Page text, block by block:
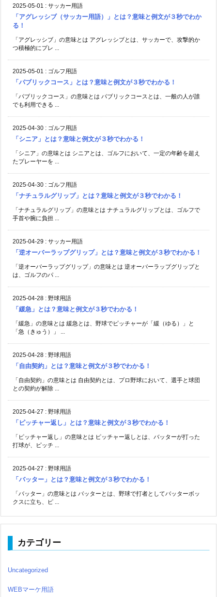
2025-05-01 : サッカー用語
「アグレッシブ（サッカー用語）」とは？意味と例文が３秒でわか
る！
「アグレッシブ」の意味とは アグレッシブとは、サッカーで、攻撃的か
つ積極的にプレ ...
2025-05-01 : ゴルフ用語
「パブリックコース」とは？意味と例文が３秒でわかる！
「パブリックコース」の意味とは パブリックコースとは、一般の人が誰
でも利用できる ...
2025-04-30 : ゴルフ用語
「シニア」とは？意味と例文が３秒でわかる！
「シニア」の意味とは シニアとは、ゴルフにおいて、一定の年齢を超え
たプレーヤーを ...
2025-04-30 : ゴルフ用語
「ナチュラルグリップ」とは？意味と例文が３秒でわかる！
「ナチュラルグリップ」の意味とは ナチュラルグリップとは、ゴルフで
手首や腕に負担 ...
2025-04-29 : サッカー用語
「逆オーバーラップグリップ」とは？意味と例文が３秒でわかる！
「逆オーバーラップグリップ」の意味とは 逆オーバーラップグリップと
は、ゴルフのパ ...
2025-04-28 : 野球用語
「緩急」とは？意味と例文が３秒でわかる！
「緩急」の意味とは 緩急とは、野球でピッチャーが「緩（ゆる）」と
「急（きゅう）」 ...
2025-04-28 : 野球用語
「自由契約」とは？意味と例文が３秒でわかる！
「自由契約」の意味とは 自由契約とは、プロ野球において、選手と球団
との契約が解除 ...
2025-04-27 : 野球用語
「ピッチャー返し」とは？意味と例文が３秒でわかる！
「ピッチャー返し」の意味とは ピッチャー返しとは、バッターが打った
打球が、ピッチ ...
2025-04-27 : 野球用語
「バッター」とは？意味と例文が３秒でわかる！
「バッター」の意味とは バッターとは、野球で打者としてバッターボッ
クスに立ち、ピ ...
カテゴリー
Uncategorized
WEBマーケ用語